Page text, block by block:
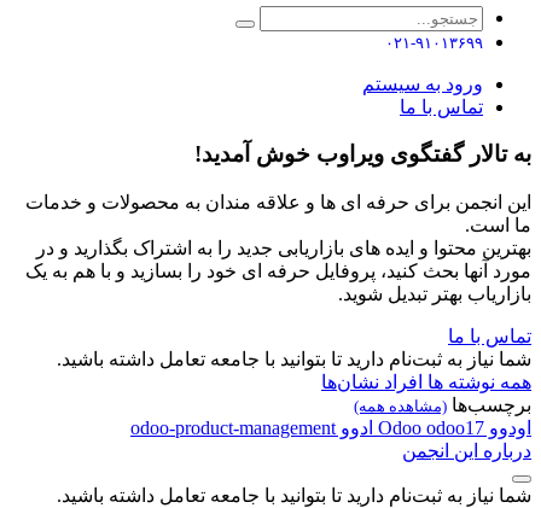
۰۲۱-۹۱۰۱۳۶۹۹
ورود به سیستم
تماس با ما
به تالار گفتگوی ویراوب خوش آمدید!
این انجمن برای حرفه ای ها و علاقه مندان به محصولات و خدمات
ما است.
بهترین محتوا و ایده های بازاریابی جدید را به اشتراک بگذارید و در
مورد آنها بحث کنید، پروفایل حرفه ای خود را بسازید و با هم به یک
بازاریاب بهتر تبدیل شوید.
تماس با ما
شما نیاز به ثبت‌نام دارید تا بتوانید با جامعه تعامل داشته باشید.
همه نوشته ها افراد نشان‌ها
برچسب‌ها (مشاهده همه)
اودوو Odoo odoo17 ادوو odoo-product-management
درباره این انجمن
شما نیاز به ثبت‌نام دارید تا بتوانید با جامعه تعامل داشته باشید.